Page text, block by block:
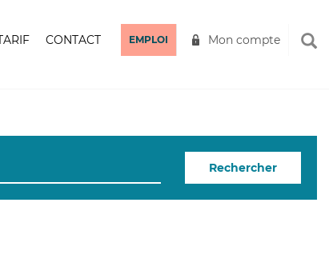
CONTACT EMPLOI Mon compte
Rechercher